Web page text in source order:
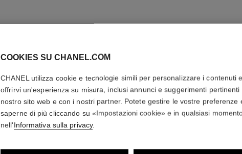
N°5 EAU
Twist and Spray
Più dettagli
COOKIES SU CHANEL.COM
CHANEL utilizza cookie e tecnologie simili per personalizzare i contenuti e
offrirvi un'esperienza su misura, inclusi annunci e suggerimenti pertinenti
nostro sito web e con i nostri partner. Potete gestire le vostre preferenze
saperne di più cliccando su «Impostazioni cookie» e in qualsiasi
nell'Informativa sulla privacy.